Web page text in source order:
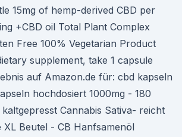
15mg of hemp-derived CBD per
+CBD oil Total Plant Complex
Free 100% Vegetarian Product
supplement, take 1 capsule
auf Amazon.de für: cbd kapseln
hochdosiert 1000mg - 180
Cannabis Sativa- reicht
Beutel - CB Hanfsamenöl